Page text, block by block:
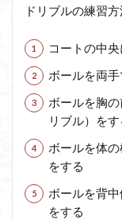
ドリブルの練習
コートの中
ボールを両
ボールを胸
リブル）をす
ボールを体
をする
ボールを背
をする